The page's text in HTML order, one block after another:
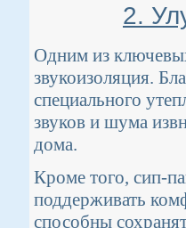
2.
Одним из
звукоизоляция.
специального
звуков и шума
дома.
Кроме того, сип-
поддерживать
способны